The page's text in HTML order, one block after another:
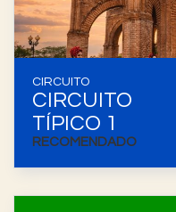
CIRCUITO
CIRCUITO
TÍPICO 1
RECOMENDADO